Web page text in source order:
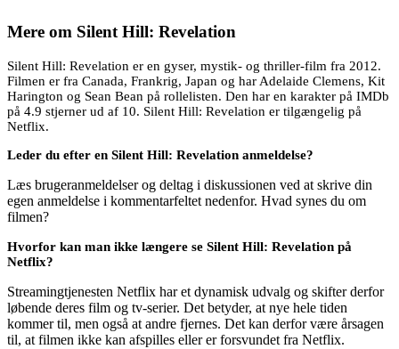
Mere om Silent Hill: Revelation
Silent Hill: Revelation er en gyser, mystik- og thriller-film fra 2012.
Filmen er fra Canada, Frankrig, Japan og har Adelaide Clemens, Kit
Harington og Sean Bean på rollelisten. Den har en karakter på IMDb
på 4.9 stjerner ud af 10. Silent Hill: Revelation er tilgængelig på
Netflix.
Leder du efter en Silent Hill: Revelation anmeldelse?
Læs brugeranmeldelser og deltag i diskussionen ved at skrive din
egen anmeldelse i kommentarfeltet nedenfor. Hvad synes du om
filmen?
Hvorfor kan man ikke længere se Silent Hill: Revelation på
Netflix?
Streamingtjenesten Netflix har et dynamisk udvalg og skifter derfor
løbende deres film og tv-serier. Det betyder, at nye hele tiden
kommer til, men også at andre fjernes. Det kan derfor være årsagen
til, at filmen ikke kan afspilles eller er forsvundet fra Netflix.